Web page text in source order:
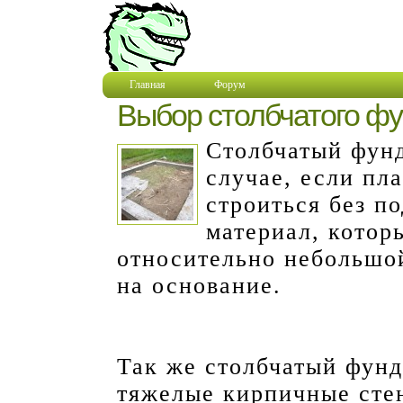
Главная Форум
Выбор столбчатого
Столбчатый
случае, если
строиться без
материал,
относительно
на основание.
Так же столбчатый
тяжелые кирпичные